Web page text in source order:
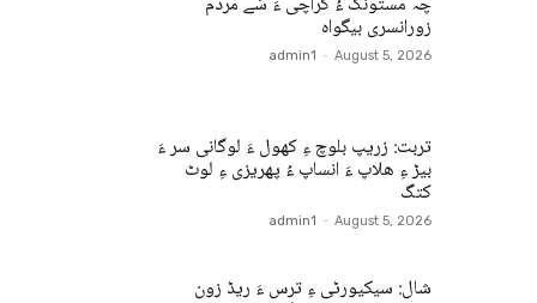
زورانسری بیگواہ
admin1 - August 5, 2026
تربت: زریپ بلوچ ءِ کھول ءَ لوگانی سر ءَ
بیڑ ءِ ھلاپ ءَ انساپ ءُ پھریزی ءِ لوٹ
کتگ
admin1 - August 5, 2026
شال: سیکیورٹی ءِ ترس ءَ ریڈ زون